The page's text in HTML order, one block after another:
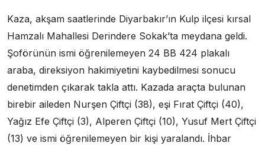
Kaza, akşam saatlerinde Diyarbakır’ın Kulp ilçesi kırsal
Hamzalı Mahallesi Derindere Sokak’ta meydana geldi.
Şoförünün ismi öğrenilemeyen 24 BB 424 plakalı
araba, direksiyon hakimiyetini kaybedilmesi sonucu
denetimden çıkarak takla attı. Kazada araçta bulunan
birebir aileden Nurşen Çiftçi (38), eşi Fırat Çiftçi (40),
Yağız Efe Çiftçi (3), Alperen Çiftçi (10), Yusuf Mert Çiftçi
(13) ve ismi öğrenilemeyen bir kişi yaralandı. İhbar